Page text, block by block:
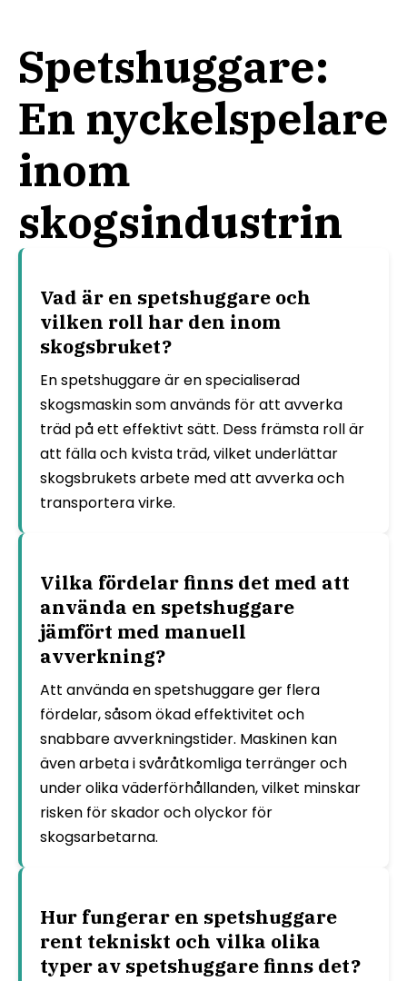
Spetshuggare:
En nyckelspelare
inom
skogsindustrin
Vad är en spetshuggare och
vilken roll har den inom
skogsbruket?
En spetshuggare är en specialiserad
skogsmaskin som används för att avverka
träd på ett effektivt sätt. Dess främsta roll är
att fälla och kvista träd, vilket underlättar
skogsbrukets arbete med att avverka och
transportera virke.
Vilka fördelar finns det med att
använda en spetshuggare
jämfört med manuell
avverkning?
Att använda en spetshuggare ger flera
fördelar, såsom ökad effektivitet och
snabbare avverkningstider. Maskinen kan
även arbeta i svåråtkomliga terränger och
under olika väderförhållanden, vilket minskar
risken för skador och olyckor för
skogsarbetarna.
Hur fungerar en spetshuggare
rent tekniskt och vilka olika
typer av spetshuggare finns det?